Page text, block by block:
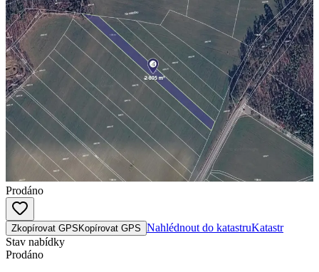
Prodáno
Zkopírovat GPS Kopírovat GPS Nahlédnout do katastruKatastr
Stav nabídky
Prodáno